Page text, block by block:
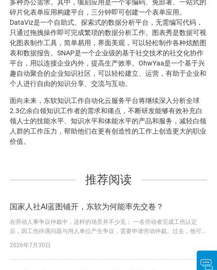
多种办公需求。其中，顷刻应用是一个零编码、免部署、一站式的
碎片化表单应用构建平台，三分钟即可创建一个表单应用。
DataViz是一个自助式、探索式的数据分析平台，无需编写代码，
只通过拖拽操作即可完成繁琐的数据分析工作。图表秀是数据可视
化图表制作工具，简单易用，界面美观，可以轻松制作各种炫酷图
表和数据报告。SNAP是一个企业级的基于社交技术的社交化协作
平台，用以连接企业内外，提高生产效率。OhwYaa是一个基于兴
趣自动聚合的企业知识社区，可以轻松建立、运营，有助于企业和
个人进行自由的知识分享、交流与互动。
面向未来，东软知识工作自动化云服务平台将继续深入分析全球
2.3亿余白领知识工作者的需求和痛点，不断研发能够有效补充白
领人士的技能水平、知识水平和体能水平的产品和服务，减轻白领
人群的工作压力，帮助他们在更有创造性的工作上创造更大的职业
价值。
推荐阅读
国家人社AI蓝图铺开，东软为何能率先交卷？
在劳动人事争议仲裁中，这样的场景并不少见： 一名劳动者完成工伤认定
后，因工伤待遇问题与用人单位产生争议，需要申请劳动仲裁。过去，他可能
多次补正、反复往返。 如今，一套看得见、用得上的“黑科技”，正在改变这一
过程。 在工作人员指导下，申请人通过移动端录入案情和诉求、上传相关材
2026年7月30日